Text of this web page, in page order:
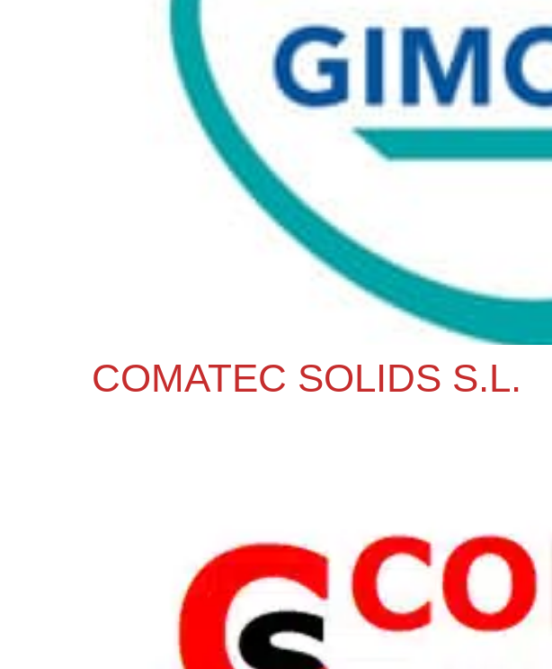
COMATEC SOLIDS S.L.